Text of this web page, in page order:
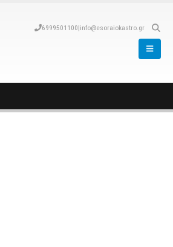
6999501100|info@esoraiokastro.gr